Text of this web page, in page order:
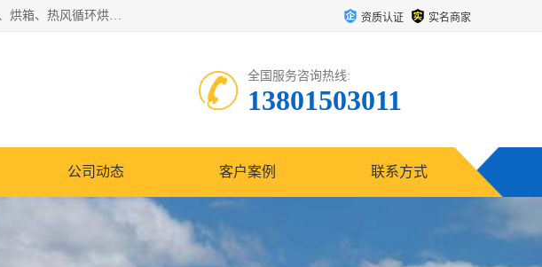
常州市圣祥干燥设备有限公司以生产干燥设备为主导产品，提供：干燥设备、干燥机、混合机、气流干燥机、烘箱、热风循环烘箱、沸腾干燥机、烘干机、喷雾干燥机等产品的生产、制造与销售服务。 资质认证 实名商家
全国服务咨询热线:
13801503011
公司动态 客户案例 联系方式